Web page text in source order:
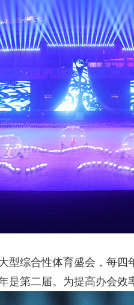
型综合性体育盛会，每
是第二届。为提高办会效